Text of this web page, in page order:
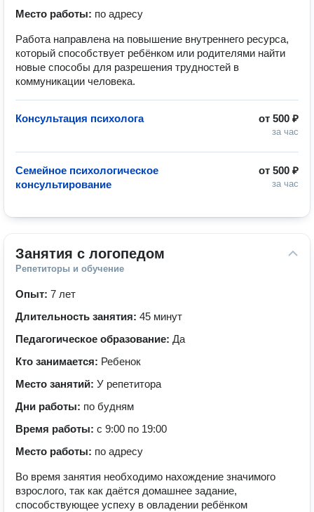
Место работы: по адресу
Работа направлена на повышение внутреннего ресурса,
который способствует ребёнком или родителями найти
новые способы для разрешения трудностей в
коммуникации человека.
от 500 ₽
за час
Консультация психолога
от 500 ₽
за час
Семейное психологическое
консультирование
Занятия с логопедом
Репетиторы и обучение
Опыт: 7 лет
Длительность занятия: 45 минут
Педагогическое образование: Да
Кто занимается: Ребенок
Место занятий: У репетитора
Дни работы: по будням
Время работы: с 9:00 по 19:00
Место работы: по адресу
Во время занятия необходимо нахождение значимого
взрослого, так как даётся домашнее задание,
способствующее успеху в овладении ребёнком